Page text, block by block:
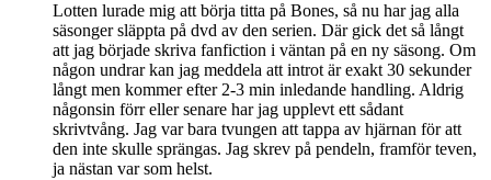
Lotten lurade mig att börja titta på Bones, så nu har jag alla
säsonger släppta på dvd av den serien. Där gick det så långt
att jag började skriva fanfiction i väntan på en ny säsong. Om
någon undrar kan jag meddela att introt är exakt 30 sekunder
långt men kommer efter 2-3 min inledande handling. Aldrig
någonsin förr eller senare har jag upplevt ett sådant
skrivtvång. Jag var bara tvungen att tappa av hjärnan för att
den inte skulle sprängas. Jag skrev på pendeln, framför teven,
ja nästan var som helst.